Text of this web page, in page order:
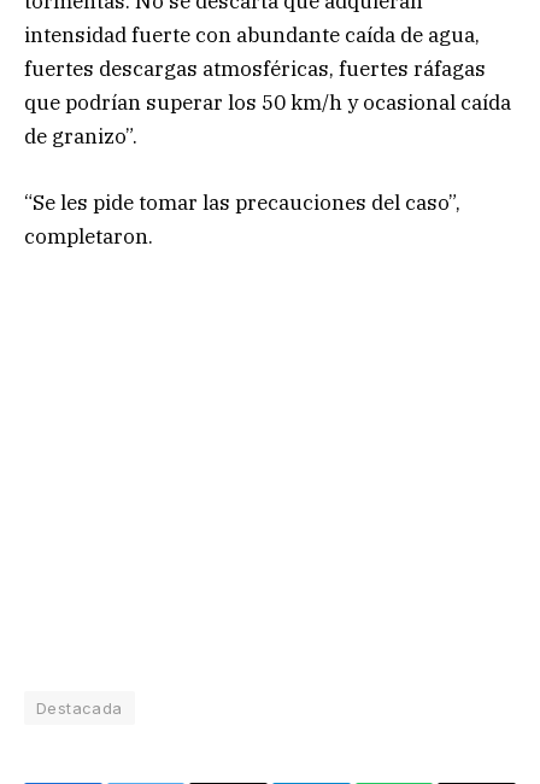
intensidad fuerte con abundante caída de agua,
fuertes descargas atmosféricas, fuertes ráfagas
que podrían superar los 50 km/h y ocasional caída
de granizo”.
“Se les pide tomar las precauciones del caso”,
completaron.
Destacada